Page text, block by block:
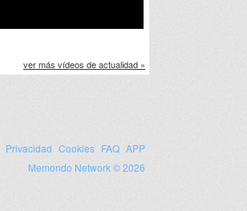
ver más vídeos de actualidad »
Privacidad Cookies FAQ APP
Memondo Network © 2026